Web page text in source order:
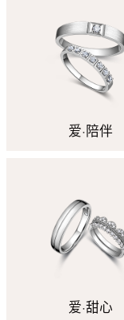
爱·陪伴
爱·甜心